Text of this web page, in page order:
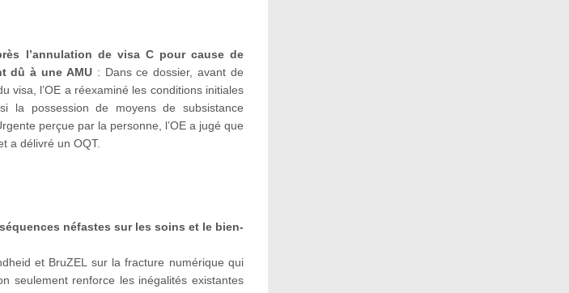
l’annulation de visa C pour cause de
dû à une AMU: Dans ce dossier, avant de
visa, l’OE a réexaminé les conditions initiales
la possession de moyens de subsistance
perçue par la personne, l’OE a jugé que
a délivré un OQT.
néfastes sur les soins et le bien-
et BruZEL sur la fracture numérique qui
seulement renforce les inégalités existantes